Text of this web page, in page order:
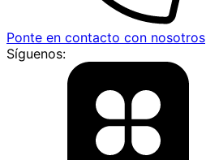
Ponte en contacto con nosotros
Síguenos: